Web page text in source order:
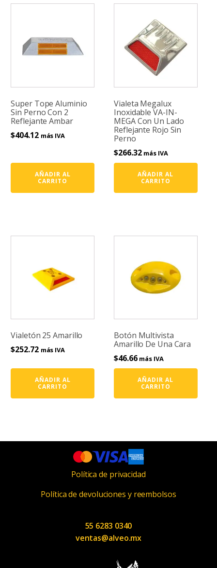
Super Tope Aluminio
Sin Perno Con 2
Reflejante Ambar
$404.12 más IVA
AÑADIR AL
CARRITO
Vialeta Megalux
Inoxidable VA-IN-
MEGA Con Un Lado
Reflejante Rojo Sin
Perno
$266.32 más IVA
AÑADIR AL
CARRITO
Vialetón 25 Amarillo
$252.72 más IVA
AÑADIR AL
CARRITO
Botón Multivista
Amarillo De Una Cara
$46.66 más IVA
AÑADIR AL
CARRITO
Política de privacidad
Política de devoluciones y reembolsos
55 6283 0340
ventas@alveo.mx